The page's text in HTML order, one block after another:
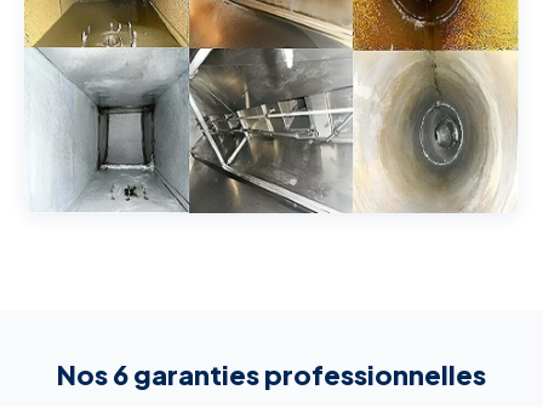
Nos 6 garanties professionnelles